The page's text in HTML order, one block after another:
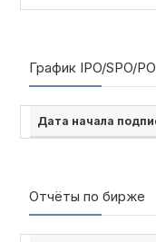
График IPO/SPO/PO
Дата начала
Отчёты по бирже